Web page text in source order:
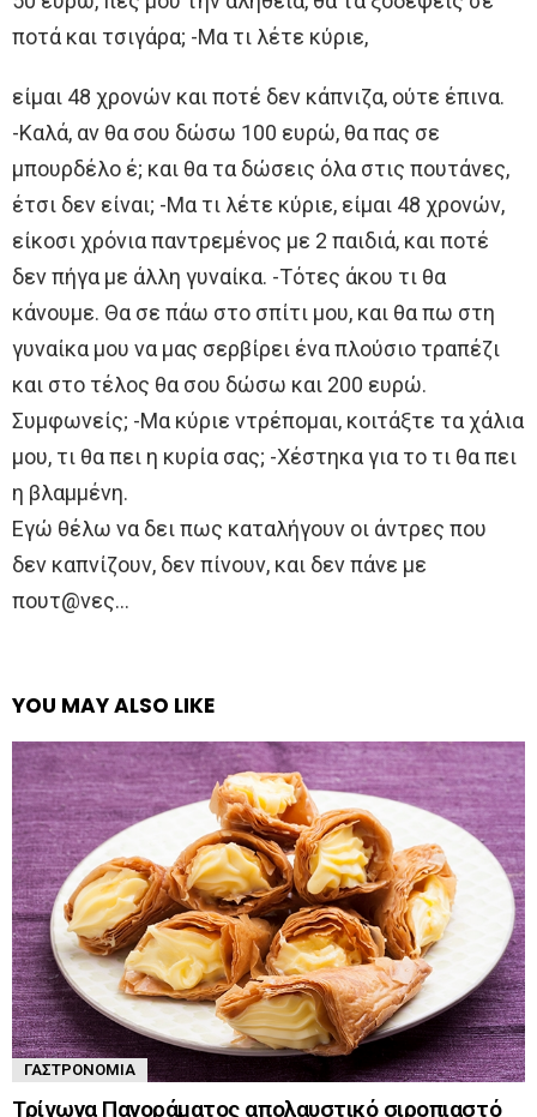
ποτά και τσιγάρα; -Μα τι λέτε κύριε,
είμαι 48 χρονών και ποτέ δεν κάπνιζα, ούτε έπινα.
-Καλά, αν θα σου δώσω 100 ευρώ, θα πας σε
μπουρδέλο έ; και θα τα δώσεις όλα στις πουτάνες,
έτσι δεν είναι; -Μα τι λέτε κύριε, είμαι 48 χρονών,
είκοσι χρόνια παντρεμένος με 2 παιδιά, και ποτέ
δεν πήγα με άλλη γυναίκα. -Τότες άκου τι θα
κάνουμε. Θα σε πάω στο σπίτι μου, και θα πω στη
γυναίκα μου να μας σερβίρει ένα πλούσιο τραπέζι
και στο τέλος θα σου δώσω και 200 ευρώ.
Συμφωνείς; -Μα κύριε ντρέπομαι, κοιτάξτε τα χάλια
μου, τι θα πει η κυρία σας; -Χέστηκα για το τι θα πει
η βλαμμένη.
Εγώ θέλω να δει πως καταλήγουν οι άντρες που
δεν καπνίζουν, δεν πίνουν, και δεν πάνε με
πουτ@νες…
YOU MAY ALSO LIKE
ΓΑΣΤΡΟΝΟΜΊΑ
Τρίγωνα Πανοράματος απολαυστικό σιροπιαστό